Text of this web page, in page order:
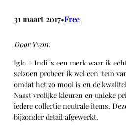
31 maart 2017•Free
Door Yvon:
Iglo + Indi is een merk waar ik
seizoen probeer ik wel een item
omdat het zo mooi is en de
Naast vrolijke kleuren en unieke
iedere collectie neutrale items.
bijzonder detail afgewerkt.